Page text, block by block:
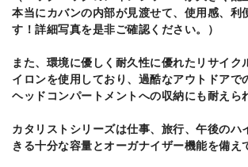
本当にカバンの内部が見渡せて、使用感、利
す！詳細写真を是非ご確認ください。）
また、環境に優しく耐久性に優れたリサイク
イロンを使用しており、過酷なアウトドアで
ヘッドコンパートメントへの収納にも耐えら
カタリストシリーズは仕事、旅行、午後のハ
きる十分な容量とオーガナイザー機能を備え